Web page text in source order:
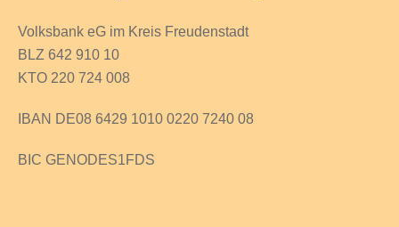
Volksbank eG im Kreis Freudenstadt
BLZ 642 910 10
KTO 220 724 008
IBAN DE08 6429 1010 0220 7240 08
BIC GENODES1FDS